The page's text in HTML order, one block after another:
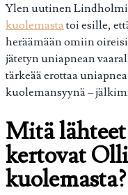
Ylen uutinen
kuolemastatoi esille,
heräämään omiin
jätetyn uniapnean
tärkeää erottaa
kuolemansyynä –
Mitä
kertovat
kuolemasta?